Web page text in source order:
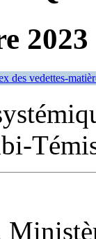
2023
des vedettes-